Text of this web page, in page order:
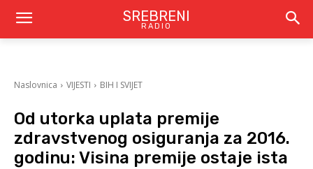
SREBRENI
RADIO
Naslovnica VIJESTI BIH I SVIJET
Od utorka uplata premije
zdravstvenog osiguranja za 2016.
godinu: Visina premije ostaje ista